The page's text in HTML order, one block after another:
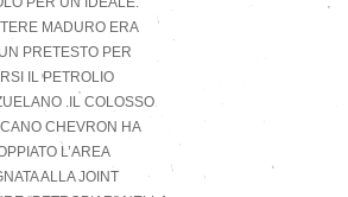
MADURO ERA
PRETESTO PER
IL PETROLIO
.IL COLOSSO
CHEVRON HA
L’AREA
ALLA JOINT